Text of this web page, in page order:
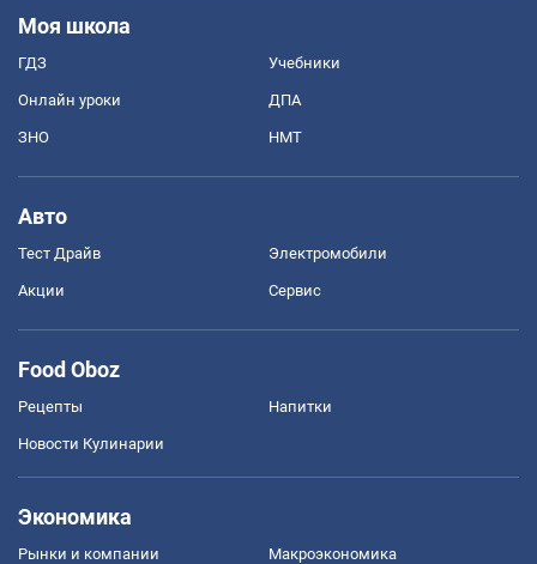
Моя школа
ГДЗ Учебники
Онлайн уроки ДПА
ЗНО НМТ
Авто
Тест Драйв Электромобили
Акции Сервис
Food Oboz
Рецепты Напитки
Новости Кулинарии
Экономика
Рынки и компании Mакроэкономика